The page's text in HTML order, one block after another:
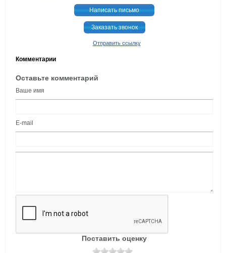
Написать письмо
Заказать звонок
Отправить ссылку
Комментарии
Оставьте комментарий
Ваше имя
E-mail
Поставить оценку